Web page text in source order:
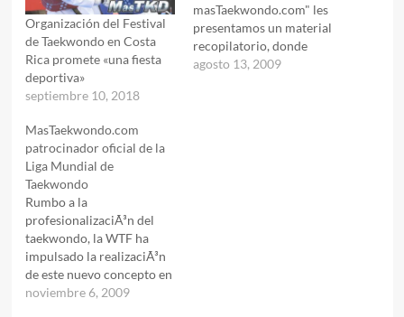
Organización del Festival
de Taekwondo en Costa
Rica promete «una fiesta
deportiva»
septiembre 10, 2018
masTaekwondo.com" les
presentamos un material
recopilatorio, donde
podrÃ¡n tener todos los
agosto 13, 2009
MasTaekwondo.com
patrocinador oficial de la
Liga Mundial de
Taekwondo
Rumbo a la
profesionalizaciÃ³n del
taekwondo, la WTF ha
impulsado la realizaciÃ³n
de este nuevo concepto en
taekwondo deportivo. Un
noviembre 6, 2009